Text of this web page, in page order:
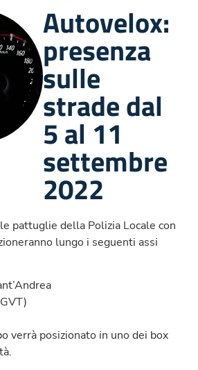
Autovelox:
presenza
sulle
strade dal
5 al 11
settembre
2022
pattuglie della Polizia Locale con
lungo i seguenti assi
verrà posizionato in uno dei box